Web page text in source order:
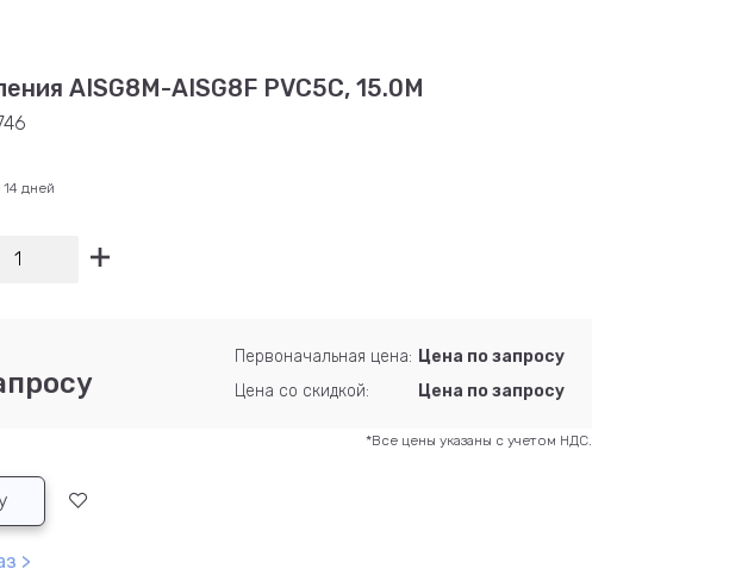
AISG8M-AISG8F PVC5C, 15.0M
дней
Первоначальная цена: Цена по запросу
Цена со скидкой:
Цена по запросу
*Все цены указаны с учетом НДС.
>